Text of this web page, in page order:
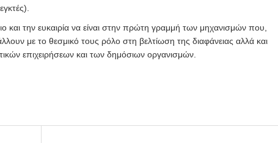
και την ευκαιρία να είναι στην πρώτη γραμμή των μηχανισμών που,
με το θεσμικό τους ρόλο στη βελτίωση της διαφάνειας αλλά και
επιχειρήσεων και των δημόσιων οργανισμών.